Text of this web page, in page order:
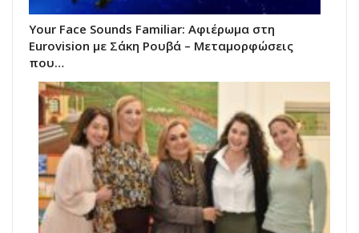
Your Face Sounds Familiar: Αφιέρωμα στη
Eurovision με Σάκη Ρουβά – Μεταμορφώσεις
που…